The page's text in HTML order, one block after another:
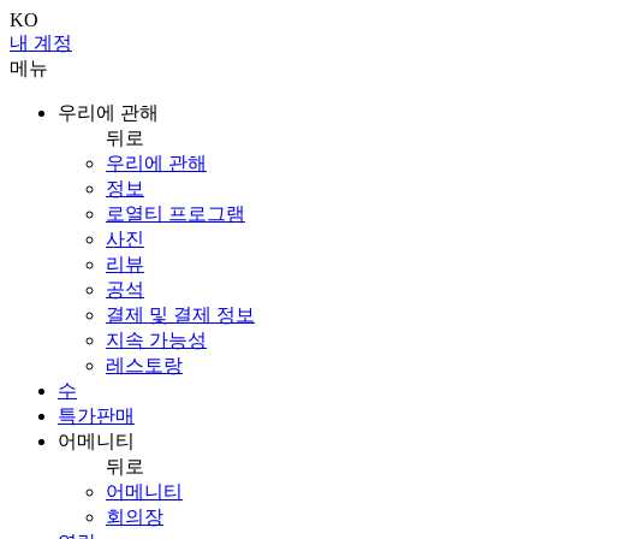
KO
내 계정
메뉴
우리에 관해
뒤로
우리에 관해
정보
로열티 프로그램
사진
리뷰
공석
결제 및 결제 정보
지속 가능성
레스토랑
수
특가판매
어메니티
뒤로
어메니티
회의장